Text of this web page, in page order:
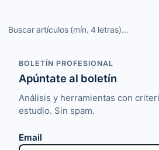
Buscar artículos
BOLETÍN PROFESIONAL
Apúntate al boletín
Análisis y herramientas con
estudio. Sin spam.
Email